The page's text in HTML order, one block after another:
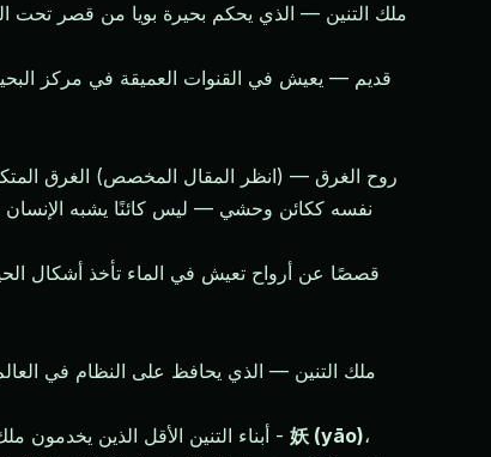
، أبناء التنين الأقل الذين يخدمون ملك التنين - 妖 (yāo)،